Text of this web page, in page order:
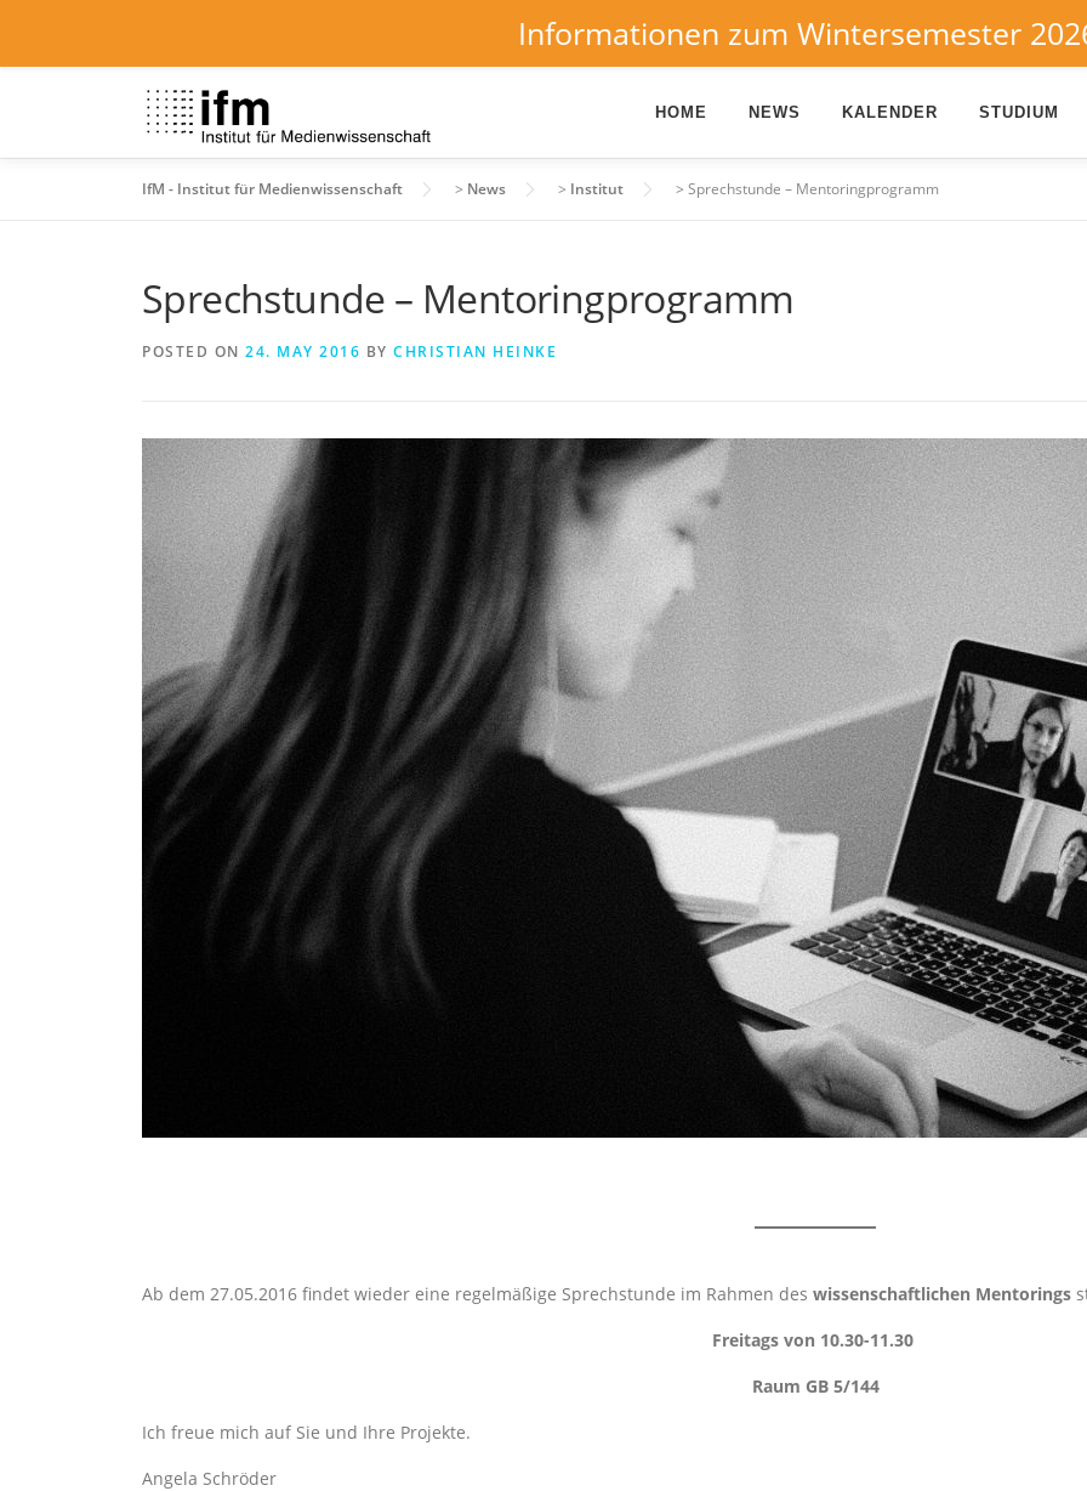
HOME NEWS KALENDER STUDIUM
IfM - Institut für Medienwissenschaft > News > Institut > Sprechstunde – Mentoringprogramm
Sprechstunde – Mentoringprogramm
POSTED ON 24. MAY 2016 BY CHRISTIAN HEINKE
Ab dem 27.05.2016 findet wieder eine regelmäßige Sprechstunde im Rahmen des wissenschaftlichen Mentorings
Freitags von 10.30-11.30
Raum GB 5/144
Ich freue mich auf Sie und Ihre Projekte.
Angela Schröder
Informationen zum Wintersemester